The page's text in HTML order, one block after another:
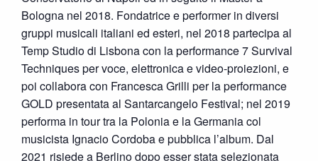
Bologna nel 2018. Fondatrice e performer in diversi
gruppi musicali italiani ed esteri, nel 2018 partecipa al
Temp Studio di Lisbona con la performance 7 Survival
Techniques per voce, elettronica e video-proiezioni, e
poi collabora con Francesca Grilli per la performance
GOLD presentata al Santarcangelo Festival; nel 2019
performa in tour tra la Polonia e la Germania col
musicista Ignacio Cordoba e pubblica l’album. Dal
2021 risiede a Berlino dopo esser stata selezionata